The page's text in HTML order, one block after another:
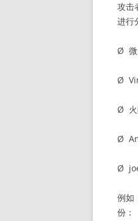
攻击
进行
Ø 微
Ø
Ø 火
Ø
Ø
例如
份：